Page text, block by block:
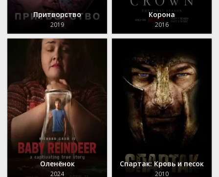
Притворство
2019
Корона
2016
Оленёнок
2024
Спартак: Кровь и песок
2010